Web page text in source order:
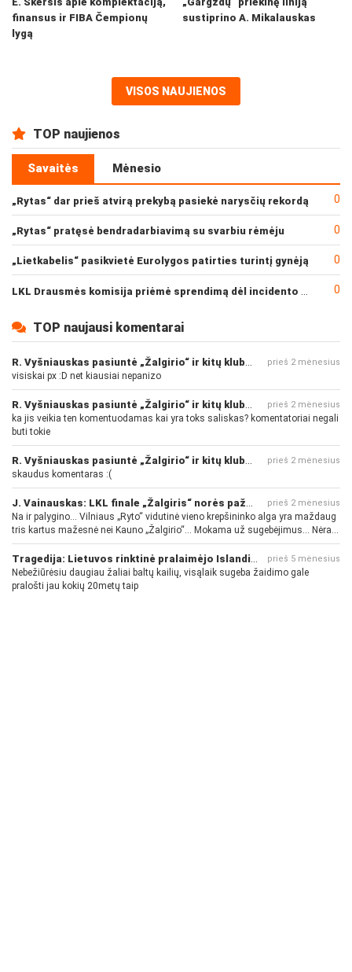
finansus ir FIBA Čempionų
lygą
sustiprino A. Mikalauskas
VISOS NAUJIENOS
TOP naujienos
Savaitės Mėnesio
„Rytas“ dar prieš atvirą prekybą pasiekė narysčių rekordą 0
„Rytas“ pratęsė bendradarbiavimą su svarbiu rėmėju 0
„Lietkabelis“ pasikvietė Eurolygos patirties turintį gynėją 0
0
TOP naujausi komentarai
R. Vyšniauskas pasiuntė „Žalgirio“ ir kitų klubų fanus prieš 2 mėnesius
visiskai px :D net kiausiai nepanizo
R. Vyšniauskas pasiuntė „Žalgirio“ ir kitų klubų fanus prieš 2 mėnesius
ka jis veikia ten komentuodamas kai yra toks saliskas? komentatoriai negali
buti tokie
R. Vyšniauskas pasiuntė „Žalgirio“ ir kitų klubų fanus prieš 2 mėnesius
skaudus komentaras :(
J. Vainauskas: LKL finale „Žalgiris“ norės pažeminti „Rytą“ prieš 2 mėnesius
Na ir palygino... Vilniaus „Ryto“ vidutinė vieno krepšininko alga yra maždaug
tris kartus mažesnė nei Kauno „Žalgirio“... Mokama už sugebėjimus... Nėra
pinigų - nėra gerų žaidėjų...
Tragedija: Lietuvos rinktinė pralaimėjo Islandijai prieš 5 mėnesius
Nebežiūrėsiu daugiau žaliai baltų kailių, visąlaik sugeba žaidimo gale
pralošti jau kokių 20metų taip